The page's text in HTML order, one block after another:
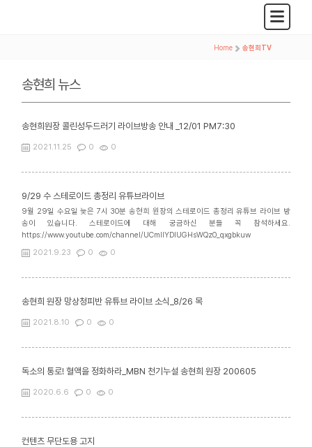
Home > 송현희TV
송현희 뉴스
송현희원장 콜린성두드러기 라이브방송 안내 _12/01 PM7:30
2021.11.25 0 0
9/29 수 스테로이드 총정리 유튜브라이브
9월 29일 수요일 늦은 7시 30분 송현희 원장의 스테로이드 총정리 유튜브 라이브 방
송이 있습니다. 스테로이드에 대해 궁금하신 분들 꼭 참석하세요.
https://www.youtube.com/channel/UCmlIYDlUGHsWQz0_qxgbkuw
2021.9.23
0 0
송현희 원장 망상청피반 유튜브 라이브 소식_8/26 목
2021.8.10 0 0
독소의 통로! 혈액을 정화하라_MBN 천기누설 송현희 원장 200605
2020.6.6 0 0
컨텐츠 무단도용 고지